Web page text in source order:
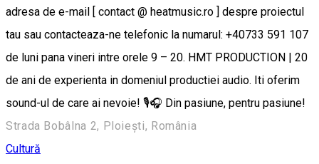
adresa de e-mail [ contact @ heatmusic.ro ] despre proiectul
tau sau contacteaza-ne telefonic la numarul: +40733 591 107
de luni pana vineri intre orele 9 – 20. HMT PRODUCTION | 20
de ani de experienta in domeniul productiei audio. Iti oferim
sound-ul de care ai nevoie! 🎙🎧 Din pasiune, pentru pasiune!
Strada Bobâlna 2, Ploiești, România
Cultură